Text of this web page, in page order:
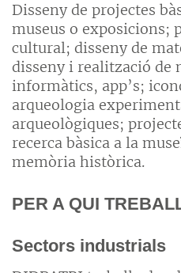
Disseny de projectes
museus o exposicions;
cultural; disseny de
disseny i realització de
informàtics, app’s;
arqueologia
arqueològiques;
recerca bàsica a la
memòria històrica.
PER A QUI
Sectors industrials